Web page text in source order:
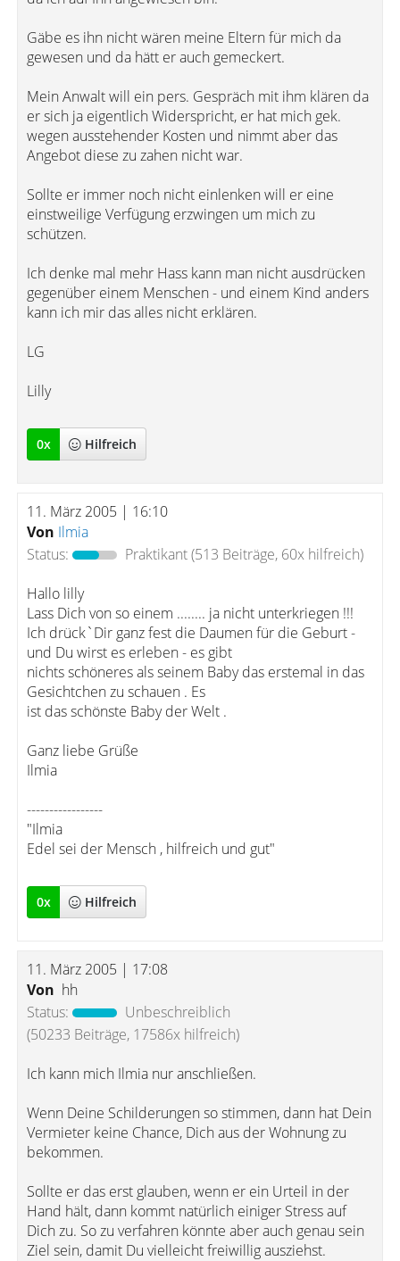
Gäbe es ihn nicht wären meine Eltern für mich da
gewesen und da hätt er auch gemeckert.
Mein Anwalt will ein pers. Gespräch mit ihm klären da
er sich ja eigentlich Widerspricht, er hat mich gek.
wegen ausstehender Kosten und nimmt aber das
Angebot diese zu zahen nicht war.
Sollte er immer noch nicht einlenken will er eine
einstweilige Verfügung erzwingen um mich zu
schützen.
Ich denke mal mehr Hass kann man nicht ausdrücken
gegenüber einem Menschen - und einem Kind anders
kann ich mir das alles nicht erklären.
LG
Lilly
0x Hilfreich
11. März 2005 | 16:10
Von Ilmia
Status:
Praktikant(513 Beiträge, 60x hilfreich)
Hallo lilly
Lass Dich von so einem ........ ja nicht unterkriegen !!!
Ich drück`Dir ganz fest die Daumen für die Geburt -
und Du wirst es erleben - es gibt
nichts schöneres als seinem Baby das erstemal in das
Gesichtchen zu schauen . Es
ist das schönste Baby der Welt .
Ganz liebe Grüße
Ilmia
-----------------
"Ilmia
Edel sei der Mensch , hilfreich und gut"
0x Hilfreich
11. März 2005 | 17:08
Von hh
Status:
Unbeschreiblich
(50233 Beiträge, 17586x hilfreich)
Ich kann mich Ilmia nur anschließen.
Wenn Deine Schilderungen so stimmen, dann hat Dein
Vermieter keine Chance, Dich aus der Wohnung zu
bekommen.
Sollte er das erst glauben, wenn er ein Urteil in der
Hand hält, dann kommt natürlich einiger Stress auf
Dich zu. So zu verfahren könnte aber auch genau sein
Ziel sein, damit Du vielleicht freiwillig ausziehst.